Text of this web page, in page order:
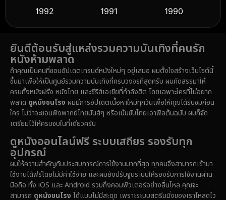
Detective สืบสวน
Detective สืบสวน
Disaster
Disney+ (5)
Documentary สารคดี (92)
Dystopian
Emotional (61)
1992
1991
1990
1989
1988
1986
1985
1983
1982
1981
1971
1962 1953
ยินดีต้อนรับสู่แหล่งรวมความบันเทิงที่คนรัก
หนังห้ามพลาด
ถ้าคุณเป็นคนที่ชอบอัปเดตเทรนด์หนังใหม่ๆ อยู่เสมอ ผมตั้งใจสร้างเว็บไซต์นี้
ขึ้นมาเพื่อให้เป็นศูนย์รวมความบันเทิงที่ครบวงจรที่สุดครับ ผมคัดสรรมาให้
ครบทั้งหนังฝรั่ง หนังไทย และซีรีส์เอเชียที่กำลังฮิต โดยเฉพาะใครที่ไม่อยาก
พลาด ดูหนังชนโรง ผมมีการอัปเดตเนื้อหาใหม่ทุกวันเพื่อให้คุณได้รับชมก่อน
ใคร ไม่ว่าจะชอบฟังพากย์ไทยมันส์ๆ หรือเน้นซับไทยเอาฟีลต้นฉบับ ผมก็จัด
เตรียมไว้ให้ครบจบในที่เดียวครับ
ดูหนังออนไลน์ฟรี ระบบเสถียร รองรับทุก
อุปกรณ์
ผมให้ความสำคัญกับประสบการณ์การใช้งานมากที่สุด ทุกคนจึงสามารถเข้ามา
ใช้งานได้ฟรีโดยไม่มีค่าใช้จ่าย และผมยังปรับจูนระบบให้รองรับการใช้งานผ่าน
มือถือ ทั้ง iOS และ Android รวมถึงคอมพิวเตอร์อย่างลื่นไหล คุณจะ
สามารถ ดูหนังชนโรง ได้แบบไม่มีสะดุด เพราะระบบสตรีมมิ่งของเราโหลดไว